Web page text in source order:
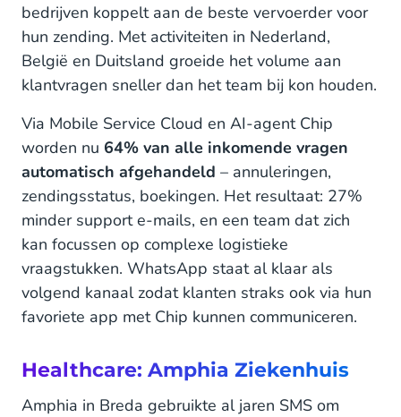
bedrijven koppelt aan de beste vervoerder voor
hun zending. Met activiteiten in Nederland,
België en Duitsland groeide het volume aan
klantvragen sneller dan het team bij kon houden.
Via Mobile Service Cloud en AI-agent Chip
worden nu 64% van alle inkomende vragen
automatisch afgehandeld – annuleringen,
zendingsstatus, boekingen. Het resultaat: 27%
minder support e-mails, en een team dat zich
kan focussen op complexe logistieke
vraagstukken. WhatsApp staat al klaar als
volgend kanaal zodat klanten straks ook via hun
favoriete app met Chip kunnen communiceren.
Healthcare: Amphia Ziekenhuis
Amphia in Breda gebruikte al jaren SMS om